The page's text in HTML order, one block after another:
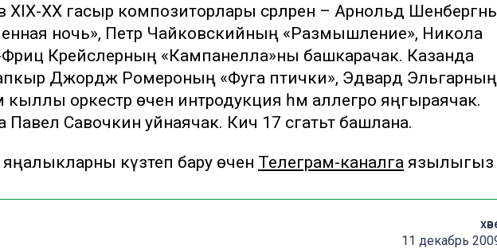
XIX-XX гасыр композиторлары әсәрләрен – Арнольд
ночь», Петр Чайковскийның «Размышление», Никола
Крейслерның «Кампанелла»ны башкарачак. Казанда
Джордж Ромероның «Фуга птички», Эдвард Эльгарның
кыллы оркестр өчен интродукция һәм аллегро яңгыраячак.
Савочкин уйнаячак. Кичә 17 сәгатьтә башлана.
күзәтеп бару өчен Телеграм-каналга язылыгыз
11 декабрь